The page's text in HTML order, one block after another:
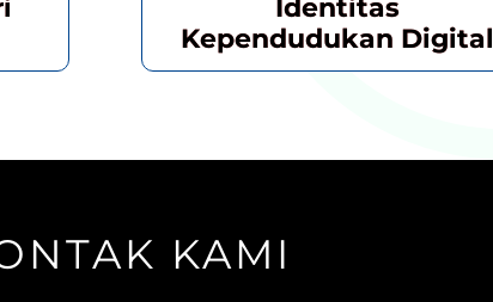
Identitas
Kependudukan Digital
KAMI